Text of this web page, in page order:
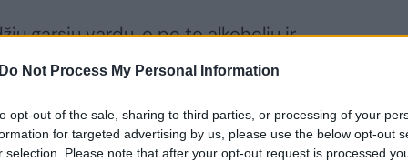
Do Not Process My Personal Information
opt-out of the sale, sharing to third parties, or processing of your
for targeted advertising by us, please use the below opt-out
selection. Please note that after your opt-out request is processed
garsiu vardu, o po to alkoholiu ir
Mel B dažnai filmuodavo jų
mokytoja, kuri ją išmokė daug ko apie